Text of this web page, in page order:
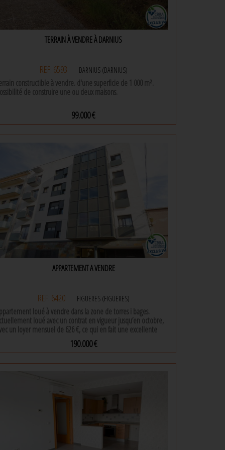
TERRAIN À VENDRE À DARNIUS
REF: 6593 DARNIUS (DARNIUS)
constructible à vendre. d'une superficie de 1 000 m².
de construire une ou deux maisons.
99.000 €
APPARTEMENT A VENDRE
REF: 6420 FIGUERES (FIGUERES)
loué à vendre dans la zone de torres i bages.
loué avec un contrat en vigueur jusqu’en octobre,
un loyer mensuel de 626 €, ce qui en fait une excellente
opportunité d’investissement dès le premier moment.
idéal aussi bien pour les investisseurs que pour ceux
recherchent leur futur domicile. il est situé dans un quartier
calme et bien desservi, parfait pour profiter du confort et de la
l’appartement dispose de 3 chambres, d’une cuisine ouverte,
d’un grand salon-salle à manger, de la climatisation et du
chauffage, garantissant un confort toute l’année.
l’immeuble dispose d’un ascenseur et d’une place de parking,
offrant un environnement fonctionnel et pratique au quotidien.
190.000 €